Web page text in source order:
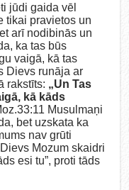
jūdi gaida vēl
tikai pravietos un
arī nodibinās un
ka tas būs
vaigā, kā tas
Dievs runāja ar
rakstīts: „Un Tas
kā kāds
Musulmaņi
bet uzskata ka
nav grūti
Mozum skaidri
esi tu”, proti tāds